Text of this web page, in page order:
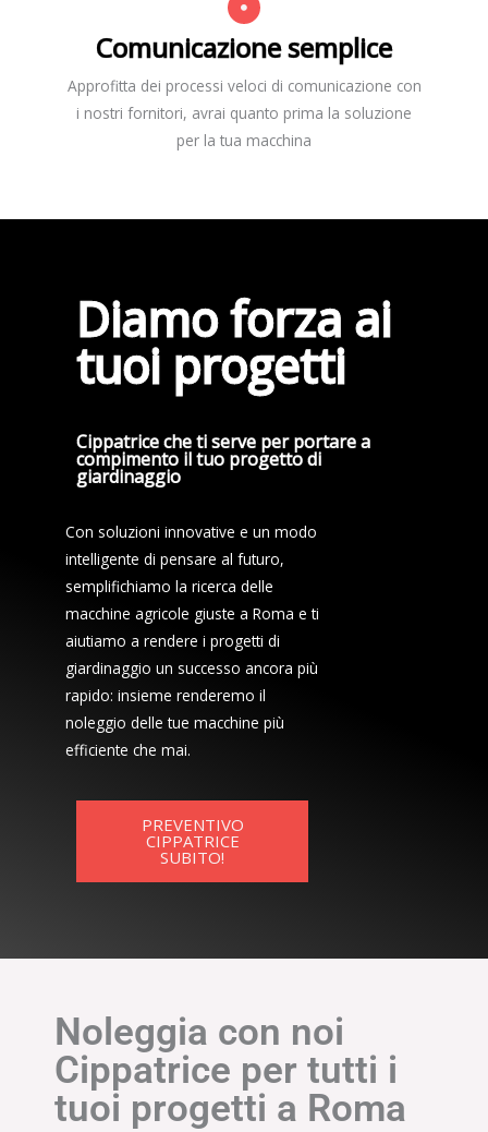
Comunicazione semplice
Approfitta dei processi veloci di comunicazione con
i nostri fornitori, avrai quanto prima la soluzione
per la tua macchina
Diamo forza ai
tuoi progetti
Cippatrice che ti serve per portare a
compimento il tuo progetto di
giardinaggio
Con soluzioni innovative e un modo
intelligente di pensare al futuro,
semplifichiamo la ricerca delle
macchine agricole giuste a Roma e ti
aiutiamo a rendere i progetti di
giardinaggio un successo ancora più
rapido: insieme renderemo il
noleggio delle tue macchine più
efficiente che mai.
PREVENTIVO
CIPPATRICE
SUBITO!
Noleggia con noi
Cippatrice per tutti i
tuoi progetti a Roma